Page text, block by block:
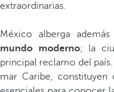
extraordinarias.
México alberga
mundo moderno; la
principal reclamo del
mar Caribe,